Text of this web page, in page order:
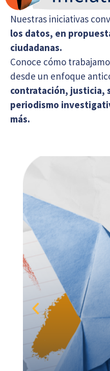
Nuestras iniciativas
los datos, en
ciudadanas.
Conoce cómo
desde un enfoque
contratación, justicia,
periodismo
más.